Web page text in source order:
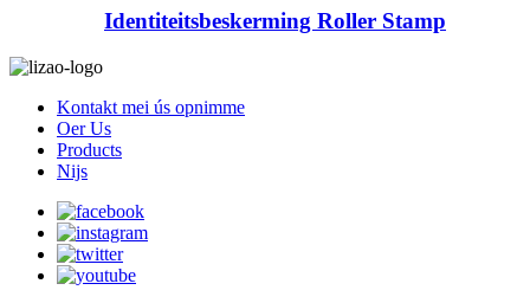
Identiteitsbeskerming Roller Stamp
Kontakt mei ús opnimme
Oer Us
Products
Nijs